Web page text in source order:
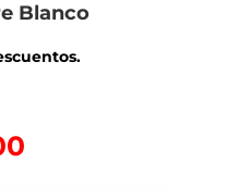
Blanco